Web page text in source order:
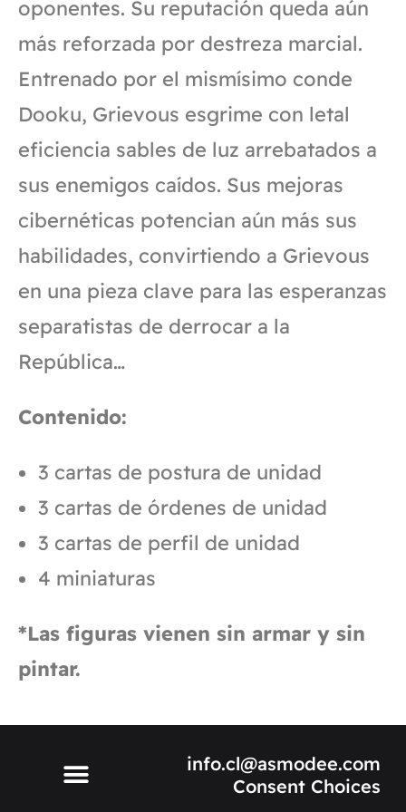
oponentes. Su reputación queda aún
más reforzada por destreza marcial.
Entrenado por el mismísimo conde
Dooku, Grievous esgrime con letal
eficiencia sables de luz arrebatados a
sus enemigos caídos. Sus mejoras
cibernéticas potencian aún más sus
habilidades, convirtiendo a Grievous
en una pieza clave para las esperanzas
separatistas de derrocar a la
República…
Contenido:
3 cartas de postura de unidad
3 cartas de órdenes de unidad
3 cartas de perfil de unidad
4 miniaturas
*Las figuras vienen sin armar y sin
pintar.
info.cl@asmodee.com
Consent Choices